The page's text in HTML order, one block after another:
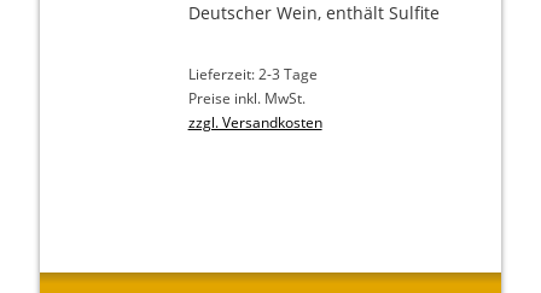
Deutscher Wein, enthält Sulfite
Lieferzeit: 2-3 Tage
Preise inkl. MwSt.
zzgl. Versandkosten